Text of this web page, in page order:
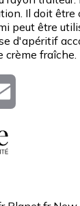
Il doit être
peut être
d'apéritif
crème fraîche.